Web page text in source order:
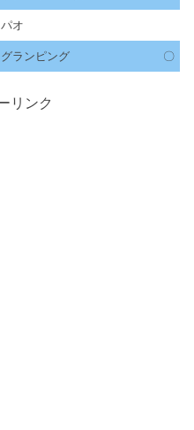
パオ
グランピング 〇
リンク